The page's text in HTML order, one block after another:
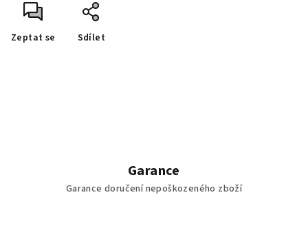
Zeptat se Sdílet
Garance
Garance doručení nepoškozeného zboží